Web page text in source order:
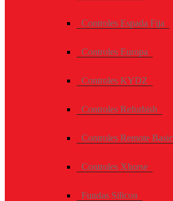
Controles Espada Fija
Controles Europa
Controles KYDZ
Controles Refurbish
Controles Remote
Controles Xhorse
Fundas Silicon